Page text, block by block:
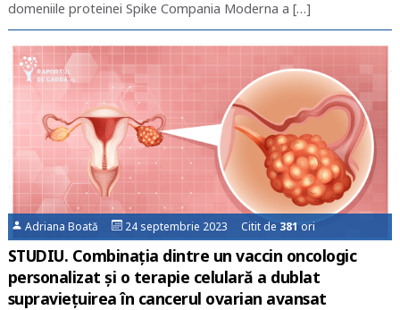
domeniile proteinei Spike Compania Moderna a […]
Adriana Boată 24 septembrie 2023 Citit de 381 ori
STUDIU. Combinația dintre un vaccin oncologic
personalizat și o terapie celulară a dublat
supraviețuirea în cancerul ovarian avansat